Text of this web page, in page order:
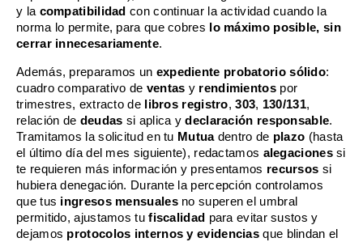
y la compatibilidad con continuar la actividad cuando la
norma lo permite, para que cobres lo máximo posible, sin
cerrar innecesariamente.
Además, preparamos un expediente probatorio sólido:
cuadro comparativo de ventas y rendimientospor
trimestres, extracto de libros registro,303, 130/131,
relación de deudas si aplica ydeclaración responsable.
Tramitamos la solicitud en tu Mutuadentro de plazo (hasta
el último día del mes siguiente), redactamos alegacionessi
te requieren más información y presentamos recursos si
hubiera denegación. Durante la percepción controlamos
que tus ingresos mensualesno superen el umbral
permitido, ajustamos tufiscalidad para evitar sustos y
dejamos protocolos internos y evidencias que blindan el